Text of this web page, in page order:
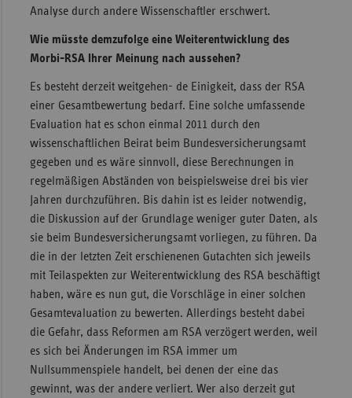
Analyse durch andere Wissenschaftler erschwert.
Wie müsste demzufolge eine Weiterentwicklung des
Morbi-RSA Ihrer Meinung nach aussehen?
Es besteht derzeit weitgehen- de Einigkeit, dass der RSA
einer Gesamtbewertung bedarf. Eine solche umfassende
Evaluation hat es schon einmal 2011 durch den
wissenschaftlichen Beirat beim Bundesversicherungsamt
gegeben und es wäre sinnvoll, diese Berechnungen in
regelmäßigen Abständen von beispielsweise drei bis vier
Jahren durchzuführen. Bis dahin ist es leider notwendig,
die Diskussion auf der Grundlage weniger guter Daten, als
sie beim Bundesversicherungsamt vorliegen, zu führen. Da
die in der letzten Zeit erschienenen Gutachten sich jeweils
mit Teilaspekten zur Weiterentwicklung des RSA beschäftigt
haben, wäre es nun gut, die Vorschläge in einer solchen
Gesamtevaluation zu bewerten. Allerdings besteht dabei
die Gefahr, dass Reformen am RSA verzögert werden, weil
es sich bei Änderungen im RSA immer um
Nullsummenspiele handelt, bei denen der eine das
gewinnt, was der andere verliert. Wer also derzeit gut